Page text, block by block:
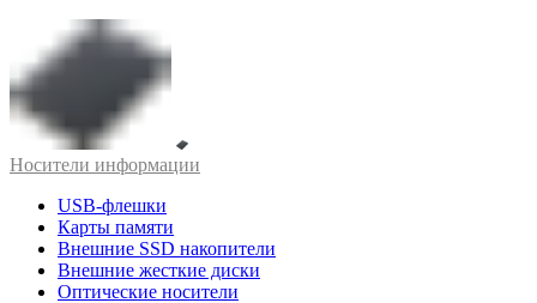
Носители информации
USB-флешки
Карты памяти
Внешние SSD накопители
Внешние жесткие диски
Оптические носители